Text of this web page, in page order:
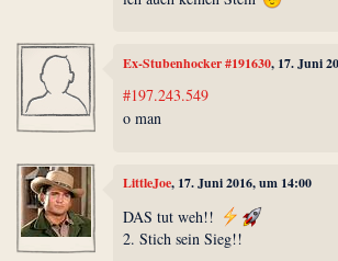
Ex-Stubenhocker #191630, 17. Juni
#197.243.549
o man
LittleJoe, 17. Juni 2016, um 14:00
DAS tut weh!!
2. Stich sein Sieg!!